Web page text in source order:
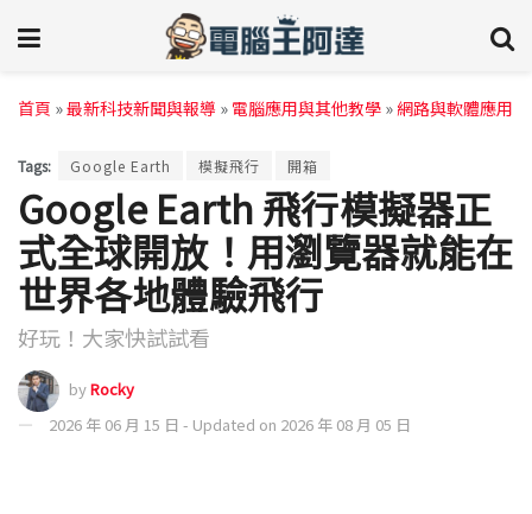
首頁 »最新科技新聞與報導 » 電腦應用與其他教學 »網路與軟體應用
Tags: Google Earth 模擬飛行 開箱
Google Earth 飛行模擬器正
式全球開放！用瀏覽器就能在
世界各地體驗飛行
好玩！大家快試試看
byRocky
2026 年 06 月 15 日 - Updated on 2026 年 08 月 05 日